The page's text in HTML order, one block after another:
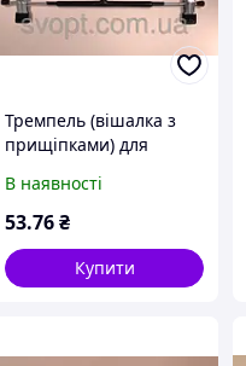
Тремпель (вішалка з
прищіпками) для
В наявності
53.76₴
Купити